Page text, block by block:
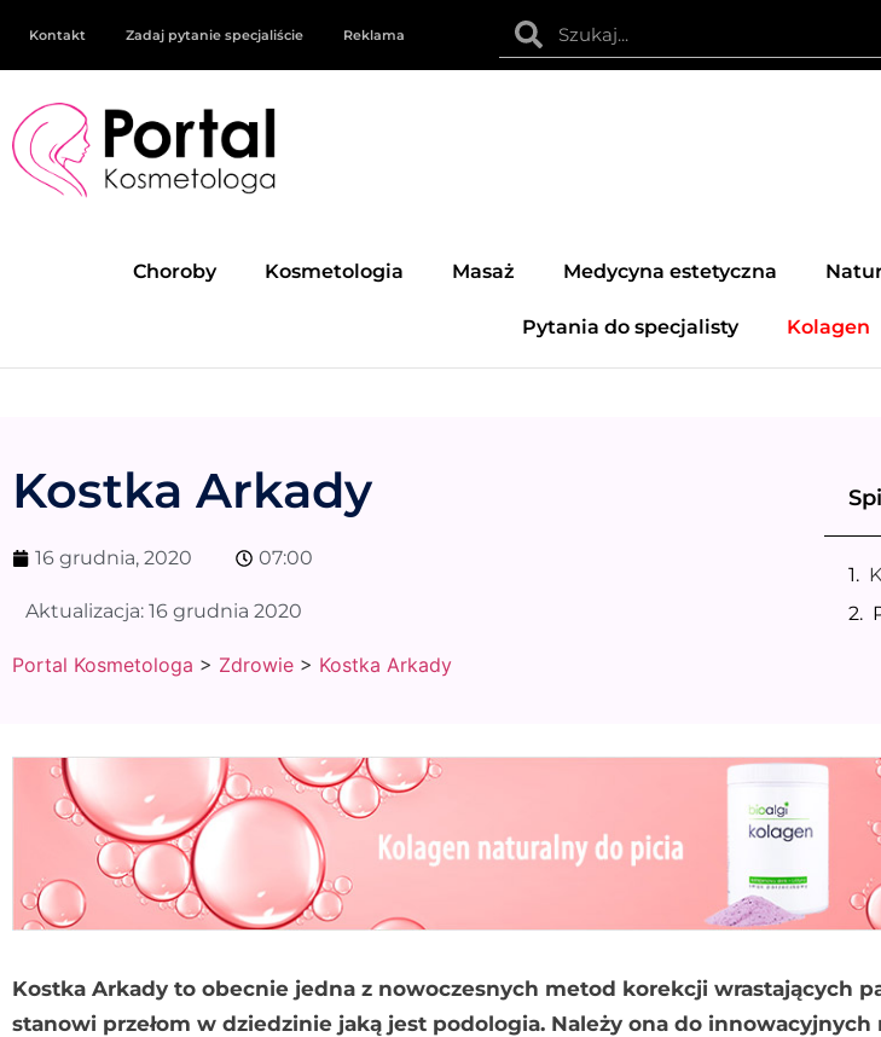
Kontakt Zadaj pytanie specjaliście Reklama
Choroby Kosmetologia Masaż Medycyna estetyczna
Pytania do specjalisty Kolagen
Kostka Arkady
16 grudnia, 2020 07:00
Aktualizacja: 16 grudnia 2020
Portal Kosmetologa > Zdrowie > Kostka Arkady
Kostka Arkady to obecnie jedna z nowoczesnych metod korekcji wrastających
stanowi przełom w dziedzinie jaką jest podologia. Należy ona do innowacyjnych